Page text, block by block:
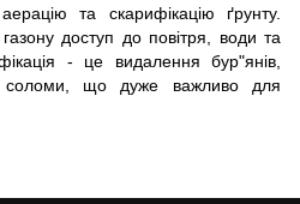
та скарифікацію ґрунту.
доступ до повітря, води та
- це видалення бур"янів,
соломи, що дуже важливо для